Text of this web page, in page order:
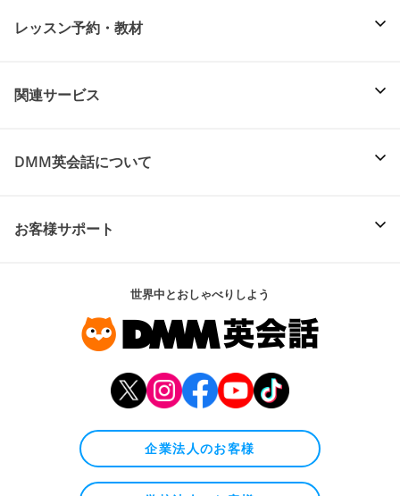
レッスン予約・教材
関連サービス
DMM英会話について
お客様サポート
世界中とおしゃべりしよう
企業法人のお客様